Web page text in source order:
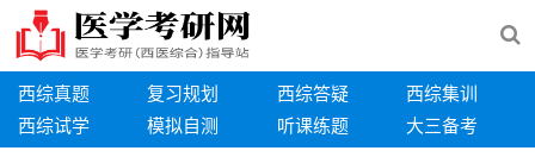
西综真题 复习规划 西综答疑
西综集训
西综试学
模拟自测 听课练题 大三备考